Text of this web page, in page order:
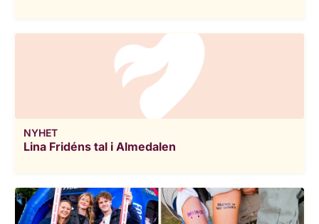
NYHET
Lina Fridéns tal i Almedalen